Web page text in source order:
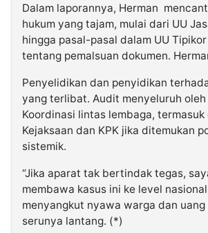
Dalam laporannya, Herman
hukum yang tajam, mulai dari UU
hingga pasal-pasal dalam UU Tipikor
tentang pemalsuan dokumen.
Penyelidikan dan penyidikan
yang terlibat. Audit menyeluruh oleh
Koordinasi lintas lembaga, termasuk
Kejaksaan dan KPK jika ditemukan
sistemik.
“Jika aparat tak bertindak tegas,
membawa kasus ini ke level
menyangkut nyawa warga dan uang
serunya lantang. (*)